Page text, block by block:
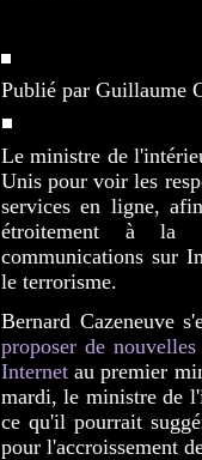
Publié par Guillaume
Le ministre de
Unis pour voir les
services en ligne,
étroitement à la
communications sur
le terrorisme.
Bernard Cazeneuve
proposer de
Internet au premier
mardi, le ministre de
ce qu'il pourrait
pour l'accroissement